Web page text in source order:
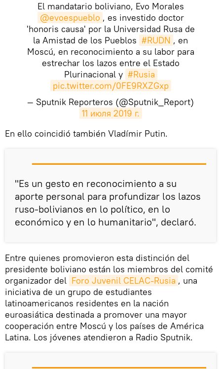
El mandatario boliviano, Evo Morales
@evoespueblo , es investido doctor
'honoris causa' por la Universidad Rusa de
la Amistad de los Pueblos #RUDN , en
Moscú, en reconocimiento a su labor para
estrechar los lazos entre el Estado
Plurinacional y #Rusia
pic.twitter.com/0FE9RXZGxp
— Sputnik Reporteros (@Sputnik_Report)
11 июля 2019 г.
En ello coincidió también Vladímir Putin.
"Es un gesto en reconocimiento a su
aporte personal para profundizar los lazos
ruso-bolivianos en lo político, en lo
económico y en lo humanitario", declaró.
Entre quienes promovieron esta distinción del
presidente boliviano están los miembros del comité
organizador del Foro Juvenil CELAC-Rusia , una
iniciativa de un grupo de estudiantes
latinoamericanos residentes en la nación
euroasiática destinada a promover una mayor
cooperación entre Moscú y los países de América
Latina. Los jóvenes atendieron a Radio Sputnik.